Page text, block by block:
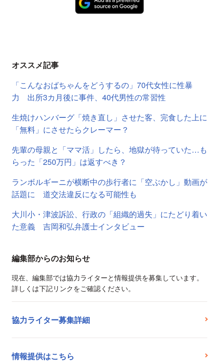
オススメ記事
「こんなおばちゃんをどうするの」70代女性に性暴
力 出所3カ月後に事件、40代男性の常習性
生焼けハンバーグ「焼き直し」させた客、完食した上に
「無料」にさせたらクレーマー？
先輩の母親と「ママ活」したら、地獄が待っていた…も
らった「250万円」は返すべき？
ランボルギーニが横断中の歩行者に「空ぶかし」動画が
話題に 道交法違反になる可能性も
大川小・津波訴訟、行政の「組織的過失」にたどり着い
た意義 吉岡和弘弁護士インタビュー
編集部からのお知らせ
現在、編集部では協力ライターと情報提供を募集しています。
詳しくは下記リンクをご確認ください。
協力ライター募集詳細
情報提供はこちら